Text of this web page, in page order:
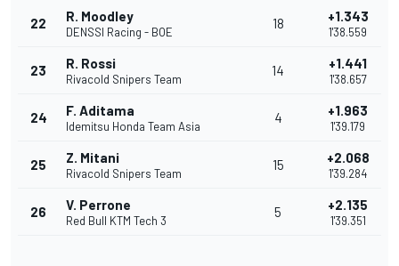
22 R. Moodley
DENSSI Racing - BOE
18 +1.343
1'38.559
23 R. Rossi
Rivacold Snipers Team
14 +1.441
1'38.657
24 F. Aditama
Idemitsu Honda Team Asia
4 +1.963
1'39.179
25 Z. Mitani
Rivacold Snipers Team
15 +2.068
1'39.284
26 V. Perrone
Red Bull KTM Tech 3
5 +2.135
1'39.351